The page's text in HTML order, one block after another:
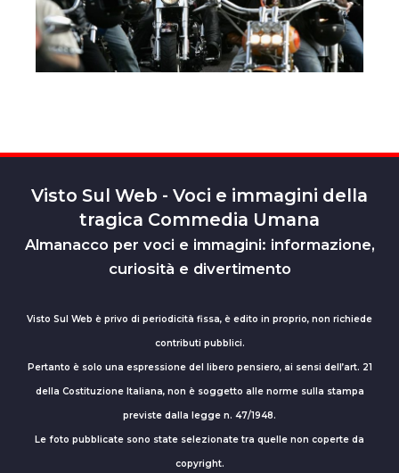
Visto Sul Web - Voci e immagini della
tragica Commedia Umana
Almanacco per voci e immagini: informazione,
curiosità e divertimento
Visto Sul Web è privo di periodicità fissa, è edito in proprio, non richiede
contributi pubblici.
Pertanto è solo una espressione del libero pensiero, ai sensi dell’art. 21
della Costituzione Italiana, non è soggetto alle norme sulla stampa
previste dalla legge n. 47/1948.
Le foto pubblicate sono state selezionate tra quelle non coperte da
copyright.